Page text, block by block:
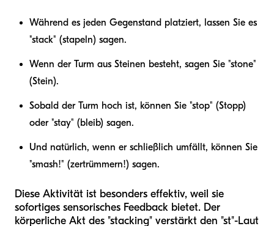
Während es jeden Gegenstand platziert, lassen Sie es
"stack" (stapeln) sagen.
Wenn der Turm aus Steinen besteht, sagen Sie "stone"
(Stein).
Sobald der Turm hoch ist, können Sie "stop" (Stopp)
oder "stay" (bleib) sagen.
Und natürlich, wenn er schließlich umfällt, können Sie
"smash!" (zertrümmern!) sagen.
Diese Aktivität ist besonders effektiv, weil sie
sofortiges sensorisches Feedback bietet. Der
körperliche Akt des "stacking" verstärkt den "st"-Laut